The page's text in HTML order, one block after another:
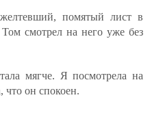
помятый лист в
смотрел на него уже без
мягче. Я посмотрела на
что он спокоен.